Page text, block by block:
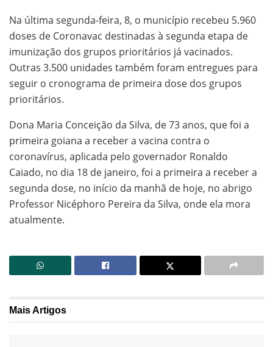
Na última segunda-feira, 8, o município recebeu 5.960
doses de Coronavac destinadas à segunda etapa de
imunização dos grupos prioritários já vacinados.
Outras 3.500 unidades também foram entregues para
seguir o cronograma de primeira dose dos grupos
prioritários.
Dona Maria Conceição da Silva, de 73 anos, que foi a
primeira goiana a receber a vacina contra o
coronavírus, aplicada pelo governador Ronaldo
Caiado, no dia 18 de janeiro, foi a primeira a receber a
segunda dose, no início da manhã de hoje, no abrigo
Professor Nicéphoro Pereira da Silva, onde ela mora
atualmente.
MaisArtigos